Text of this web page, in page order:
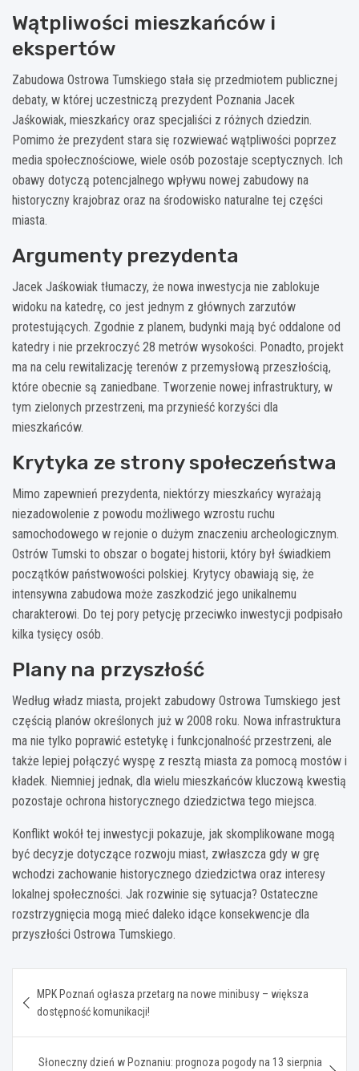
Wątpliwości mieszkańców i
ekspertów
Zabudowa Ostrowa Tumskiego stała się przedmiotem publicznej
debaty, w której uczestniczą prezydent Poznania Jacek
Jaśkowiak, mieszkańcy oraz specjaliści z różnych dziedzin.
Pomimo że prezydent stara się rozwiewać wątpliwości poprzez
media społecznościowe, wiele osób pozostaje sceptycznych. Ich
obawy dotyczą potencjalnego wpływu nowej zabudowy na
historyczny krajobraz oraz na środowisko naturalne tej części
miasta.
Argumenty prezydenta
Jacek Jaśkowiak tłumaczy, że nowa inwestycja nie zablokuje
widoku na katedrę, co jest jednym z głównych zarzutów
protestujących. Zgodnie z planem, budynki mają być oddalone od
katedry i nie przekroczyć 28 metrów wysokości. Ponadto, projekt
ma na celu rewitalizację terenów z przemysłową przeszłością,
które obecnie są zaniedbane. Tworzenie nowej infrastruktury, w
tym zielonych przestrzeni, ma przynieść korzyści dla
mieszkańców.
Krytyka ze strony społeczeństwa
Mimo zapewnień prezydenta, niektórzy mieszkańcy wyrażają
niezadowolenie z powodu możliwego wzrostu ruchu
samochodowego w rejonie o dużym znaczeniu archeologicznym.
Ostrów Tumski to obszar o bogatej historii, który był świadkiem
początków państwowości polskiej. Krytycy obawiają się, że
intensywna zabudowa może zaszkodzić jego unikalnemu
charakterowi. Do tej pory petycję przeciwko inwestycji podpisało
kilka tysięcy osób.
Plany na przyszłość
Według władz miasta, projekt zabudowy Ostrowa Tumskiego jest
częścią planów określonych już w 2008 roku. Nowa infrastruktura
ma nie tylko poprawić estetykę i funkcjonalność przestrzeni, ale
także lepiej połączyć wyspę z resztą miasta za pomocą mostów i
kładek. Niemniej jednak, dla wielu mieszkańców kluczową kwestią
pozostaje ochrona historycznego dziedzictwa tego miejsca.
Konflikt wokół tej inwestycji pokazuje, jak skomplikowane mogą
być decyzje dotyczące rozwoju miast, zwłaszcza gdy w grę
wchodzi zachowanie historycznego dziedzictwa oraz interesy
lokalnej społeczności. Jak rozwinie się sytuacja? Ostateczne
rozstrzygnięcia mogą mieć daleko idące konsekwencje dla
przyszłości Ostrowa Tumskiego.
wpisu
MPK Poznań ogłasza przetarg na nowe minibusy – większa
dostępność komunikacji!
Słoneczny dzień w Poznaniu: prognoza pogody na 13 sierpnia